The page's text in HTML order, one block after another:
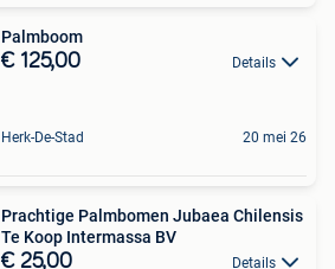
Palmboom
€ 125,00 Details
Herk-De-Stad 20 mei 26
Prachtige Palmbomen Jubaea Chilensis
Te Koop Intermassa BV
€ 25,00 Details